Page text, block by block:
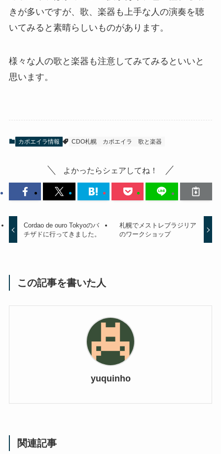
きが多いですが、歌、楽器も上手な人の演奏を聴
いてみると素晴らしいものがあります。
様々な人の歌と楽器も注意してみてみるといいと
思います。
カポエイラ情報 CDO札幌 カポエイラ 歌と楽器
よかったらシェアしてね！
Cordao de ouro Tokyoのバ
チザドに行ってきました。
札幌でメストレブラジリア
のワークショップ
この記事を書いた人
yuquinho
関連記事